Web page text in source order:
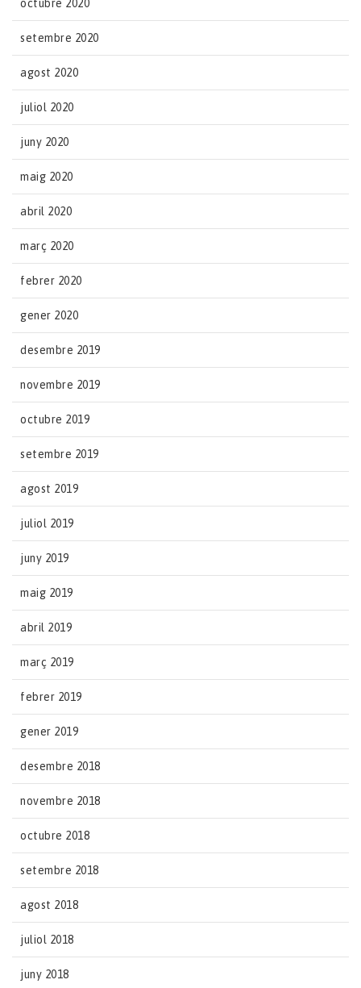
octubre 2020
setembre 2020
agost 2020
juliol 2020
juny 2020
maig 2020
abril 2020
març 2020
febrer 2020
gener 2020
desembre 2019
novembre 2019
octubre 2019
setembre 2019
agost 2019
juliol 2019
juny 2019
maig 2019
abril 2019
març 2019
febrer 2019
gener 2019
desembre 2018
novembre 2018
octubre 2018
setembre 2018
agost 2018
juliol 2018
juny 2018